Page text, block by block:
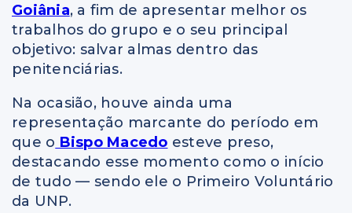
Goiânia, a fim de apresentar melhor os
trabalhos do grupo e o seu principal
objetivo: salvar almas dentro das
penitenciárias.
Na ocasião, houve ainda uma
representação marcante do período em
que o Bispo Macedo esteve preso,
destacando esse momento como o início
de tudo — sendo ele o Primeiro Voluntário
da UNP.